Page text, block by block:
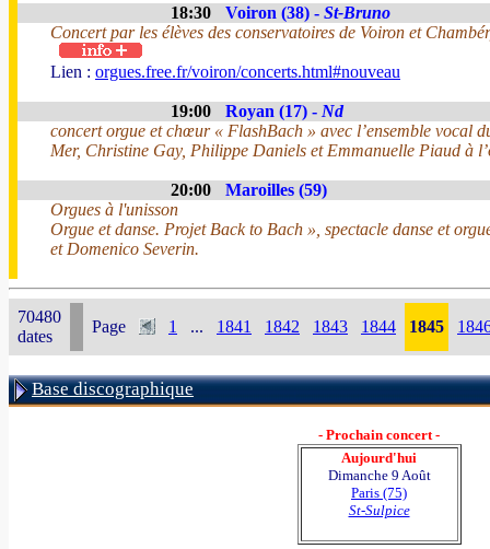
18:30 Voiron (38) - St-Bruno
Concert par les élèves des conservatoires de Voiron et
Lien : orgues.free.fr/voiron/concerts.html#nouveau
19:00 Royan (17) - Nd
concert orgue et chœur « FlashBach » avec l’ensemble vocal
Mer, Christine Gay, Philippe Daniels et Emmanuelle Piaud à
20:00
Maroilles (59)
Orgues à l'unisson
Orgue et danse. Projet Back to Bach », spectacle danse et
et Domenico Severin.
70480
dates
Page 1 ... 1841 1842 1843 1844 1845
Base discographique
- Prochain concert -
Aujourd'hui
Dimanche 9 Août
Paris (75)
St-Sulpice